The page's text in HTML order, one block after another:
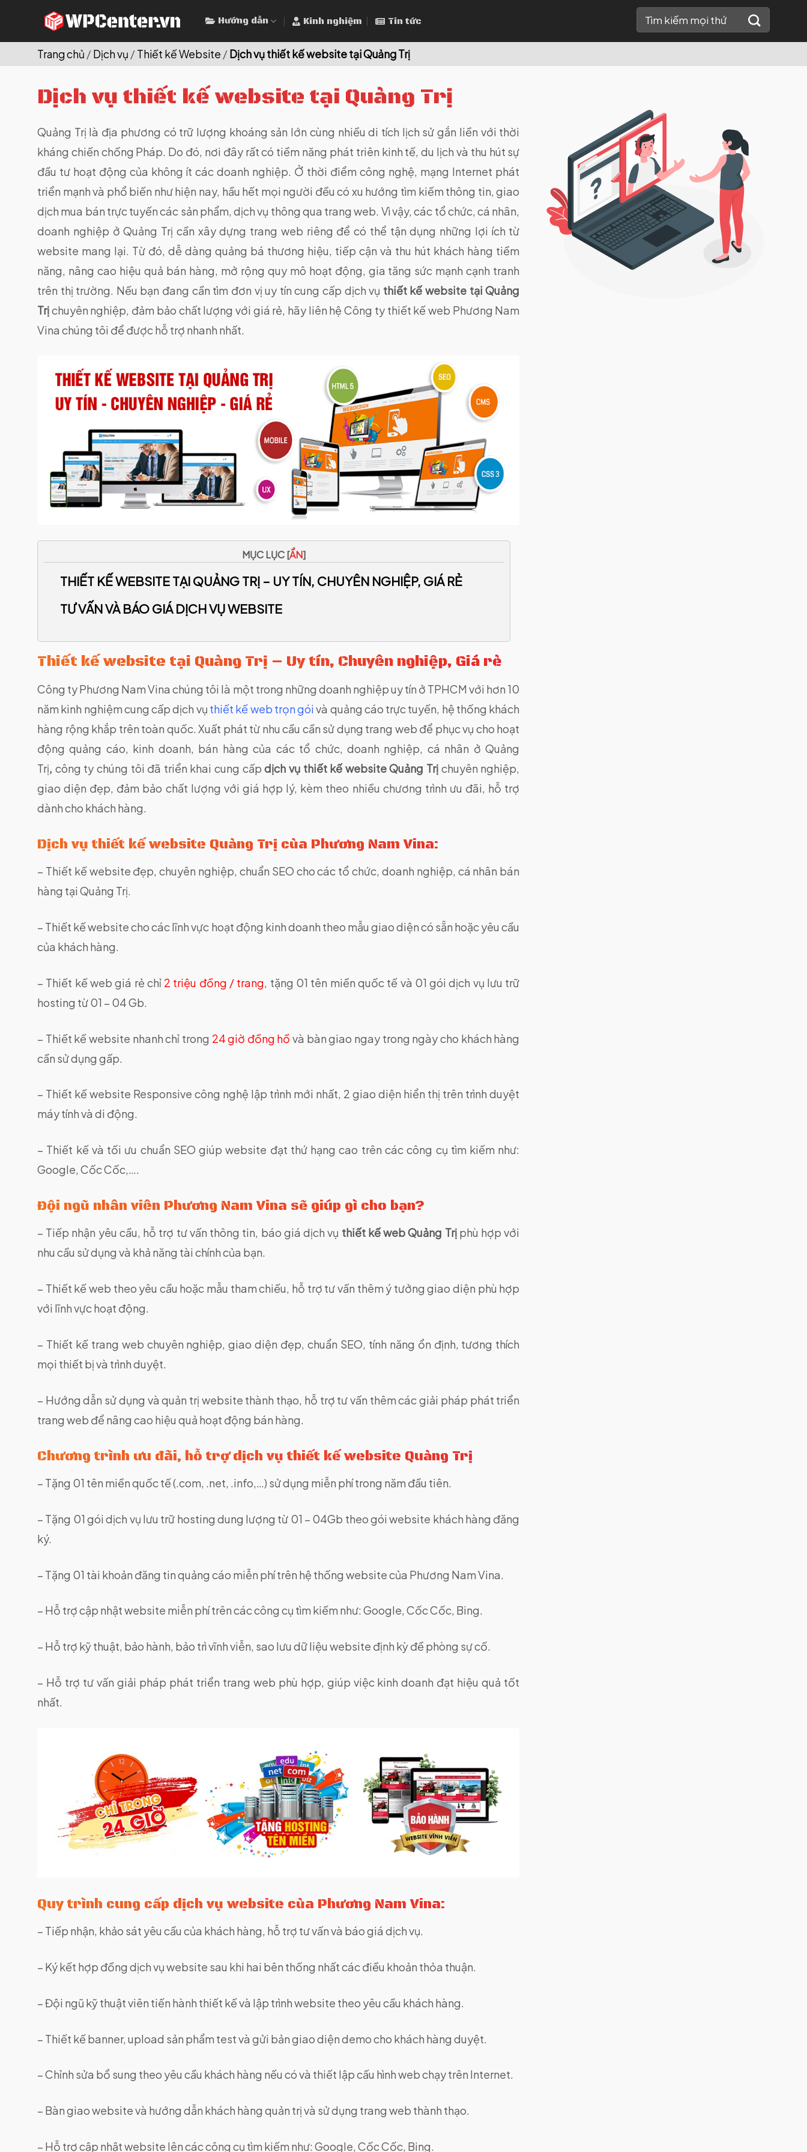
content
Hướng dẫn Kinh nghiệm Tin tức
Trang chủ /Dịch vụ /Thiết kế Website / Dịch vụ thiết kế website tại Quảng Trị
Dịch vụ thiết kế website tại Quảng Trị
Quảng Trị là địa phương có trữ lượng khoáng sản lớn cùng nhiều di tích lịch sử gắn liền với thời
kháng chiến chống Pháp. Do đó, nơi đây rất có tiềm năng phát triên kinh tế, du lịch và thu hút sự
đầu tư hoạt động của không ít các doanh nghiệp. Ở thời điểm công nghệ, mạng Internet phát
triển mạnh và phổ biến như hiện nay, hầu hết mọi người đều có xu hướng tìm kiếm thông tin, giao
dịch mua bán trực tuyến các sản phẩm, dịch vụ thông qua trang web. Vì vậy, các tổ chức, cá nhân,
doanh nghiệp ở Quảng Trị cần xây dựng trang web riêng để có thể tận dụng những lợi ích từ
website mang lại. Từ đó, dễ dàng quảng bá thương hiệu, tiếp cận và thu hút khách hàng tiềm
năng, nâng cao hiệu quả bán hàng, mở rộng quy mô hoạt động, gia tăng sức mạnh cạnh tranh
trên thị trường. Nếu bạn đang cần tìm đơn vị uy tín cung cấp dịch vụ thiết kế website tại Quảng
Trịchuyên nghiệp, đảm bảo chất lượng với giá rẻ, hãy liên hệ Công ty thiết kế web Phương Nam
Vina chúng tôi để được hỗ trợ nhanh nhất.
MỤC LỤC [ẨN]
THIẾT KẾ WEBSITE TẠI QUẢNG TRỊ – UY TÍN, CHUYÊN NGHIỆP, GIÁ RẺ
TƯ VẤN VÀ BÁO GIÁ DỊCH VỤ WEBSITE
Thiết kế website tại Quảng Trị – Uy tín, Chuyên nghiệp, Giá rẻ
Công ty Phương Nam Vina chúng tôi là một trong những doanh nghiệp uy tín ở TPHCM với hơn 10
năm kinh nghiệm cung cấp dịch vụ thiết kế web trọn góivà quảng cáo trực tuyến, hệ thống khách
hàng rộng khắp trên toàn quốc. Xuất phát từ nhu cầu cần sử dụng trang web để phục vụ cho hoạt
động quảng cáo, kinh doanh, bán hàng của các tổ chức, doanh nghiệp, cá nhân ở Quảng
Trị, công ty chúng tôi đã triển khai cung cấpdịch vụ thiết kế website Quảng Trị chuyên nghiệp,
giao diện đẹp, đảm bảo chất lượng với giá hợp lý, kèm theo nhiều chương trình ưu đãi, hỗ trợ
dành cho khách hàng.
Dịch vụ thiết kế website Quảng Trị của Phương Nam Vina:
– Thiết kế website đẹp, chuyên nghiệp, chuẩn SEO cho các tổ chức, doanh nghiệp, cá nhân bán
hàng tại Quảng Trị.
– Thiết kế website cho các lĩnh vực hoạt động kinh doanh theo mẫu giao diện có sẵn hoặc yêu cầu
của khách hàng.
– Thiết kế web giá rẻ chỉ 2 triệu đồng / trang, tặng 01 tên miền quốc tế và 01 gói dịch vụ lưu trữ
hosting từ 01 – 04 Gb.
– Thiết kế website nhanh chỉ trong 24 giờ đồng hồ và bàn giao ngay trong ngày cho khách hàng
cần sử dụng gấp.
– Thiết kế website Responsive công nghệ lập trình mới nhất, 2 giao diện hiển thị trên trình duyệt
máy tính và di động.
– Thiết kế và tối ưu chuẩn SEO giúp website đạt thứ hạng cao trên các công cụ tìm kiếm như:
Google, Cốc Cốc,….
Đội ngũ nhân viên Phương Nam Vina sẽ giúp gì cho bạn?
– Tiếp nhận yêu cầu, hỗ trợ tư vấn thông tin, báo giá dịch vụ thiết kế web Quảng Trịphù hợp với
nhu cầu sử dụng và khả năng tài chính của bạn.
– Thiết kế web theo yêu cầu hoặc mẫu tham chiếu, hỗ trợ tư vấn thêm ý tưởng giao diện phù hợp
với lĩnh vực hoạt động.
– Thiết kế trang web chuyên nghiệp, giao diện đẹp, chuẩn SEO, tính năng ổn định, tương thích
mọi thiết bị và trình duyệt.
– Hướng dẫn sử dụng và quản trị website thành thạo, hỗ trợ tư vấn thêm các giải pháp phát triển
trang web để nâng cao hiệu quả hoạt động bán hàng.
Chương trình ưu đãi, hỗ trợ dịch vụ thiết kế website Quảng Trị
– Tặng 01 tên miền quốc tế (.com, .net, .info,…) sử dụng miễn phí trong năm đầu tiên.
– Tặng 01 gói dịch vụ lưu trữ hosting dung lượng từ 01 – 04Gb theo gói website khách hàng đăng
ký.
– Tặng 01 tài khoản đăng tin quảng cáo miễn phí trên hệ thống website của Phương Nam Vina.
– Hỗ trợ cập nhật website miễn phí trên các công cụ tìm kiếm như: Google, Cốc Cốc, Bing.
– Hỗ trợ kỹ thuật, bảo hành, bảo trì vĩnh viễn, sao lưu dữ liệu website định kỳ đề phòng sự cố.
– Hỗ trợ tư vấn giải pháp phát triển trang web phù hợp, giúp việc kinh doanh đạt hiệu quả tốt
nhất.
Quy trình cung cấp dịch vụ website của Phương Nam Vina:
– Tiếp nhận, khảo sát yêu cầu của khách hàng, hỗ trợ tư vấn và báo giá dịch vụ.
– Ký kết hợp đồng dịch vụ website sau khi hai bên thống nhất các điều khoản thỏa thuận.
– Đội ngũ kỹ thuật viên tiến hành thiết kế và lập trình website theo yêu cầu khách hàng.
– Thiết kế banner, upload sản phẩm test và gửi bản giao diện demo cho khách hàng duyệt.
– Chỉnh sửa bổ sung theo yêu cầu khách hàng nếu có và thiết lập cấu hình web chạy trên Internet.
– Bàn giao website và hướng dẫn khách hàng quản trị và sử dụng trang web thành thạo.
– Hỗ trợ cập nhật website lên các công cụ tìm kiếm như: Google, Cốc Cốc, Bing.